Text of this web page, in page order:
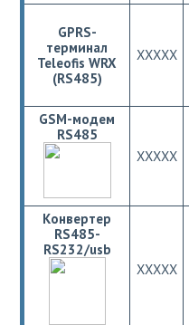
GPRS-
терминал
Teleofis WRX
(RS485)
ХХХХХ
GSM-модем
RS485
ХХХХХ
Конвертер
RS485-
RS232/usb
ХХХХХ